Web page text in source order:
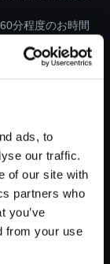
ads, to
our traffic.
of our site with
partners who
you’ve
from your use
分程度のお時間
には、通信環境
6 サウンド
LAB